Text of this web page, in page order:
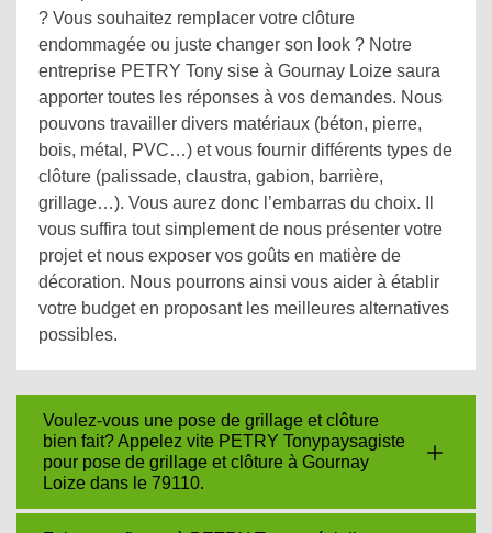
? Vous souhaitez remplacer votre clôture
endommagée ou juste changer son look ? Notre
entreprise PETRY Tony sise à Gournay Loize saura
apporter toutes les réponses à vos demandes. Nous
pouvons travailler divers matériaux (béton, pierre,
bois, métal, PVC…) et vous fournir différents types de
clôture (palissade, claustra, gabion, barrière,
grillage…). Vous aurez donc l’embarras du choix. Il
vous suffira tout simplement de nous présenter votre
projet et nous exposer vos goûts en matière de
décoration. Nous pourrons ainsi vous aider à établir
votre budget en proposant les meilleures alternatives
possibles.
Voulez-vous une pose de grillage et clôture
bien fait? Appelez vite PETRY Tonypaysagiste
pour pose de grillage et clôture à Gournay
Loize dans le 79110.